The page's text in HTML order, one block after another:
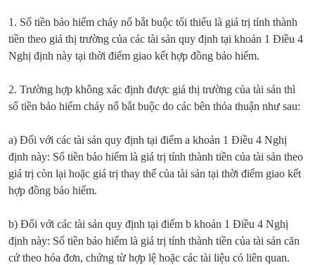
1. Số tiền bảo hiểm cháy nổ bắt buộc tối thiểu là giá trị tính thành
tiền theo giá thị trường của các tài sản quy định tại khoản 1 Điều 4
Nghị định này tại thời điểm giao kết hợp đồng bảo hiểm.
2. Trường hợp không xác định được giá thị trường của tài sản thì
số tiền bảo hiểm cháy nổ bắt buộc do các bên thỏa thuận như sau:
a) Đối với các tài sản quy định tại điểm a khoản 1 Điều 4 Nghị
định này: Số tiền bảo hiểm là giá trị tính thành tiền của tài sản theo
giá trị còn lại hoặc giá trị thay thế của tài sản tại thời điểm giao kết
hợp đồng bảo hiểm.
b) Đối với các tài sản quy định tại điểm b khoản 1 Điều 4 Nghị
định này: Số tiền bảo hiểm là giá trị tính thành tiền của tài sản căn
cứ theo hóa đơn, chứng từ hợp lệ hoặc các tài liệu có liên quan.